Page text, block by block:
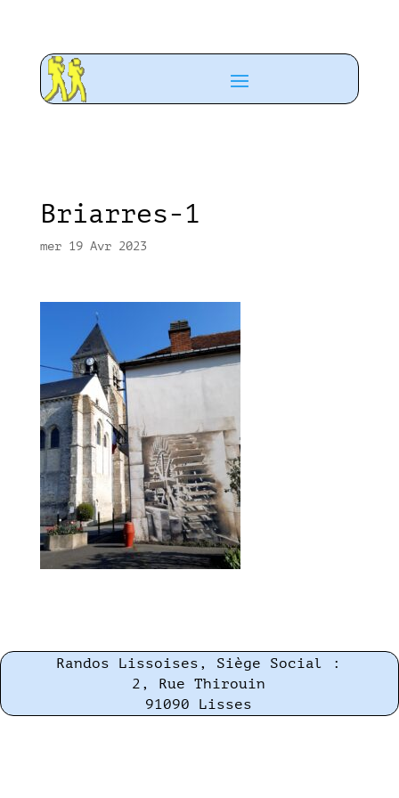
Briarres-1
mer 19 Avr 2023
Randos Lissoises, Siège Social :
2, Rue Thirouin
91090 Lisses